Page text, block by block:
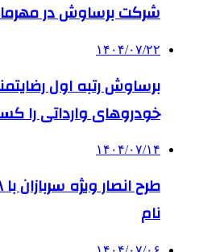
شرکت برساوش در
۱۴۰۴/۰۷/۲۲
برساوش رتبه اول
خودروهای وارداتی را
۱۴۰۴/۰۷/۱۴
نام